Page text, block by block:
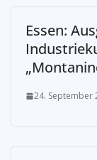
Essen:
24. September